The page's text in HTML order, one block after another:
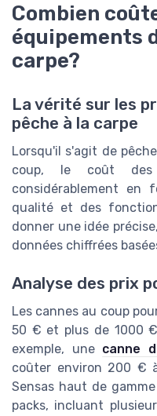
Combien
équipements
carpe?
La vérité sur les
pêche à la carpe
Lorsqu'il s'agit de
coup, le coût des
considérablement en
qualité et des
donner une idée
données chiffrées
Analyse des prix
Les cannes au coup
50 € et plus de 1000
exemple, une canne
coûter environ 200 €
Sensas haut de
packs, incluant